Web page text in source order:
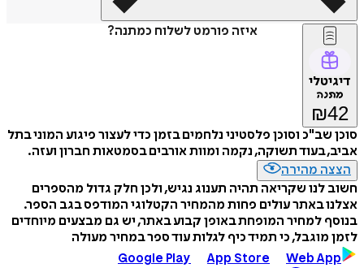
איזה פורמט לשלוח כמתנה?
דיגיטלי
מתנה
₪42
סוכן שב"כ וסוכן פלסטיני נלחמים בזמן כדי לעצור פיגוע המוני בתל
אביב, בעוד תשוקה, נקמה ומוות אורבים בסמטאות חברון ועזה.
הצצה מהירה
חשוב לנו שקריאה תהיה תענוג נגיש, ולכן חלק גדול מהספרים
אצלנו באתר עולים פחות מהמחיר הקטלוגי המודפס בגב הספר.
בנוסף למחיר המופחת באופן קבוע באתר, יש גם מבצעים מיוחדים
לזמן מוגבל, כי תמיד כיף לגלות עוד ספר במחיר מעולה
Google Play
App Store Web App